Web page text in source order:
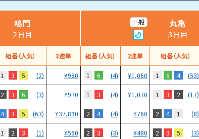
鳴門
２日目
一般 丸亀
３日目
組番（人気） 3連単 組番（人気） 2連単 組番（人気）
1 3 5 (2) ¥980 1 6 (4) ¥1,060 1 6 4 (53)
2 3 6 (3) ¥970 1 3 (4) ¥1,070 1 3 2 (17)
4 3 5 (63) ¥37,890 2 4 (4) ¥760 2 4 1 (8)
1 2 3 (1) ¥560 2 3 (3) ¥480 2 3 5 (3)